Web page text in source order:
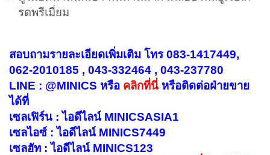
รดพรีเมี่ยม
สอบถามรายละเอียดเพิ่มเติม โทร 083-1417449,
062-2010185 , 043-332464 , 043-237780
LINE : @MINICS หรือ คลิกที่นี่ หรือติดต่อฝ่ายขาย
ได้ที่
เซลเฟิร์น : ไอดีไลน์ MINICSASIA1
เซลไอซ์ : ไอดีไลน์ MINICS7449
เซลฮัท : ไอดีไลน์ MINICS123